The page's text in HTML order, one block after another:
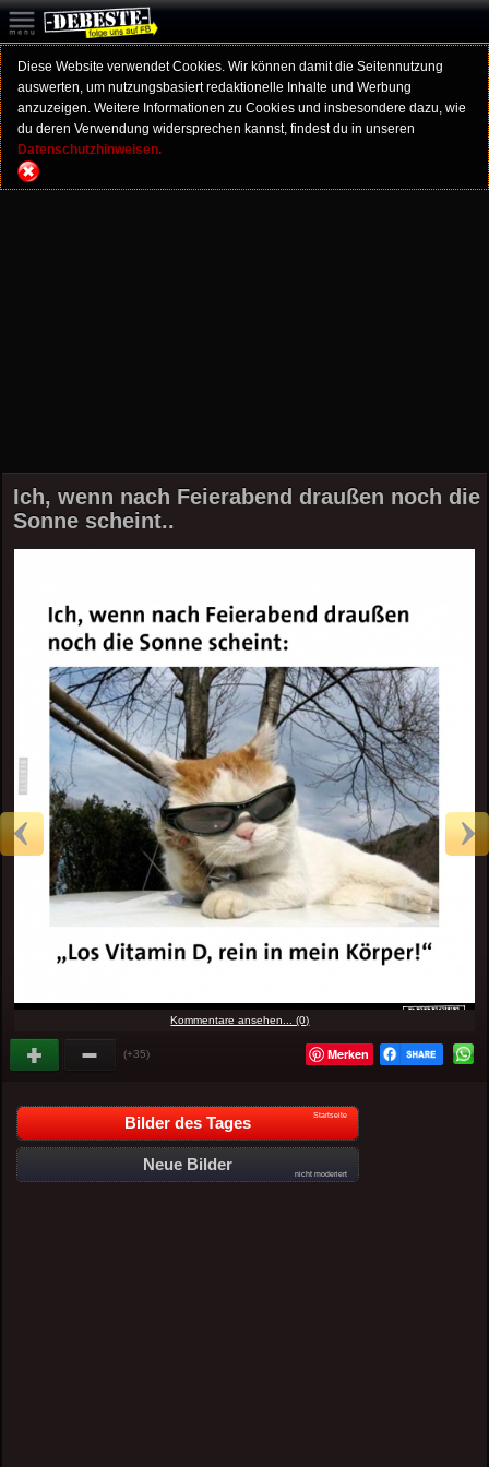
Diese Website verwendet Cookies. Wir können damit die Seitennutzung
auswerten, um nutzungsbasiert redaktionelle Inhalte und Werbung
anzuzeigen. Weitere Informationen zu Cookies und insbesondere dazu, wie
du deren Verwendung widersprechen kannst, findest du in unseren
Datenschutzhinweisen.
Ich, wenn nach Feierabend draußen noch die
Sonne scheint..
Kommentare ansehen... (0)
(+35) Merken
Bilder des Tages Startseite
Neue Bilder
nicht moderiert